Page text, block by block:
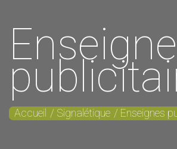
Accueil Signalétique Enseignes